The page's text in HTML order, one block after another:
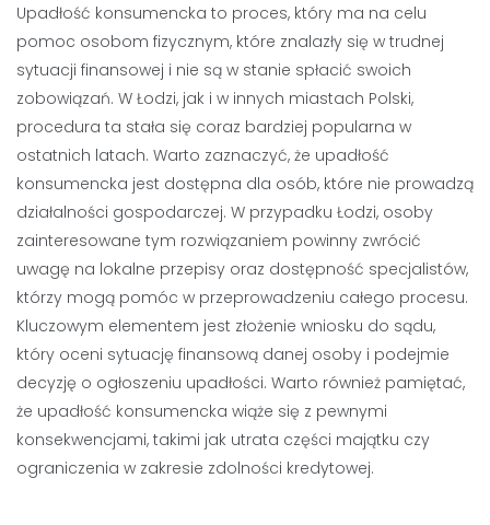
Upadłość konsumencka to proces, który ma na celu
pomoc osobom fizycznym, które znalazły się w trudnej
sytuacji finansowej i nie są w stanie spłacić swoich
zobowiązań. W Łodzi, jak i w innych miastach Polski,
procedura ta stała się coraz bardziej popularna w
ostatnich latach. Warto zaznaczyć, że upadłość
konsumencka jest dostępna dla osób, które nie prowadzą
działalności gospodarczej. W przypadku Łodzi, osoby
zainteresowane tym rozwiązaniem powinny zwrócić
uwagę na lokalne przepisy oraz dostępność specjalistów,
którzy mogą pomóc w przeprowadzeniu całego procesu.
Kluczowym elementem jest złożenie wniosku do sądu,
który oceni sytuację finansową danej osoby i podejmie
decyzję o ogłoszeniu upadłości. Warto również pamiętać,
że upadłość konsumencka wiąże się z pewnymi
konsekwencjami, takimi jak utrata części majątku czy
ograniczenia w zakresie zdolności kredytowej.